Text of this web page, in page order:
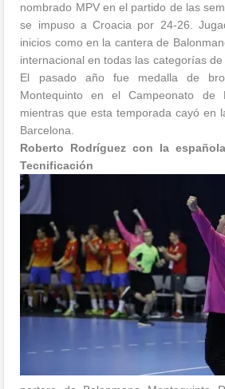
nombrado MPV en el partido de las
se impuso a Croacia por 24-26.
inicios como en la cantera de
internacional en todas las categorías de
El pasado año fue medalla de
Montequinto en el Campeonato de
mientras que esta temporada cayó en
Barcelona.
Roberto Rodríguez con la
Tecnificación